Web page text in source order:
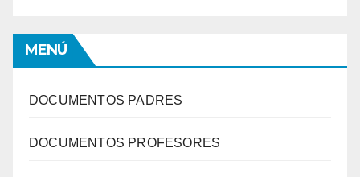
MENÚ
DOCUMENTOS PADRES
DOCUMENTOS PROFESORES